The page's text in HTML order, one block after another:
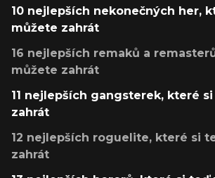
10 nejlepších nekonečných her,
můžete zahrát
16 nejlepších remaků a
můžete zahrát
11 nejlepších gangsterek, které
zahrát
12 nejlepších roguelite, které si
zahrát